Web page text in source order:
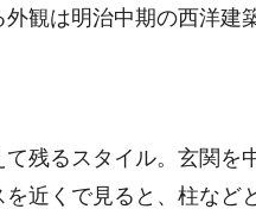
観は明治中期の西洋建
残るスタイル。玄関を
近くで見ると、柱など